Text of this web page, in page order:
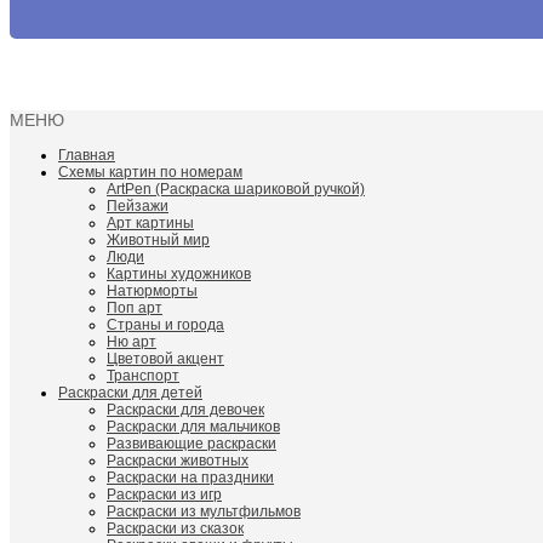
МЕНЮ
Главная
Схемы картин по номерам
ArtPen (Раскраска шариковой ручкой)
Пейзажи
Арт картины
Животный мир
Люди
Картины художников
Натюрморты
Поп арт
Страны и города
Ню арт
Цветовой акцент
Транспорт
Раскраски для детей
Раскраски для девочек
Раскраски для мальчиков
Развивающие раскраски
Раскраски животных
Раскраски на праздники
Раскраски из игр
Раскраски из мультфильмов
Раскраски из сказок